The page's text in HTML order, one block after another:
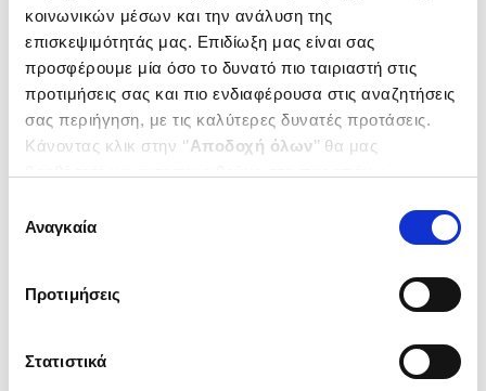
κοινωνικών μέσων και την ανάλυση της
επισκεψιμότητάς μας. Επιδίωξη μας είναι σας
προσφέρουμε μία όσο το δυνατό πιο ταιριαστή στις
προτιμήσεις σας και πιο ενδιαφέρουσα στις αναζητήσεις
σας περιήγηση, με τις καλύτερες δυνατές προτάσεις.
Κάνοντας κλικ στην ‘’Αποδοχή όλων’’ θα μας
ενδιαφέρουν και να επιλέξετε από τα παρακάτω με την
΄΄και να ενημερωθείτε σχετικά με
συγκατάθεσης
Αναγκαία
Προτιμήσεις
Στατιστικά